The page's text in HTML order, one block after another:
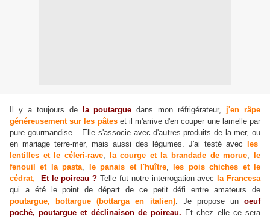
Il y a toujours de la poutargue dans mon réfrigérateur, j'en râpe
généreusement sur les pâteset il m'arrive d'en couper une lamelle par
pure gourmandise... Elle s'associe avec d'autres produits de la mer, ou
en mariage terre-mer, mais aussi des légumes. J'ai testé avec
les
lentilles et le céleri-rave, la courge et la brandade de morue,
le
fenouil et la pasta, le panais et l'huître,
les pois chiches et le
cédrat, Et le poireau ? Telle fut notre interrogation avec
la Francesa
qui a été le point de départ de ce petit défi entre amateurs de
poutargue, bottargue (bottarga en italien). Je propose un oeuf
poché, poutargue et déclinaison de poireau. Et chez elle ce sera